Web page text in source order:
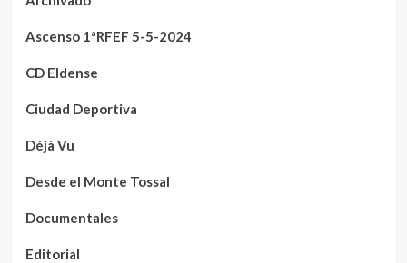
Ascenso 1ªRFEF 5-5-2024
CD Eldense
Ciudad Deportiva
Déjà Vu
Desde el Monte Tossal
Documentales
Editorial